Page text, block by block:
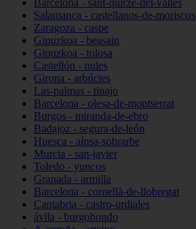
Barcelona - sant-quirze-del-vallès
Salamanca - castellanos-de-moriscos
Zaragoza - caspe
Gipuzkoa - beasain
Gipuzkoa - tolosa
Castellón - nules
Girona - arbúcies
Las-palmas - tinajo
Barcelona - olesa-de-montserrat
Burgos - miranda-de-ebro
Badajoz - segura-de-león
Huesca - aínsa-sobrarbe
Murcia - san-javier
Toledo - yuncos
Granada - armilla
Barcelona - cornellà-de-llobregat
Cantabria - castro-urdiales
ávila - burgohondo